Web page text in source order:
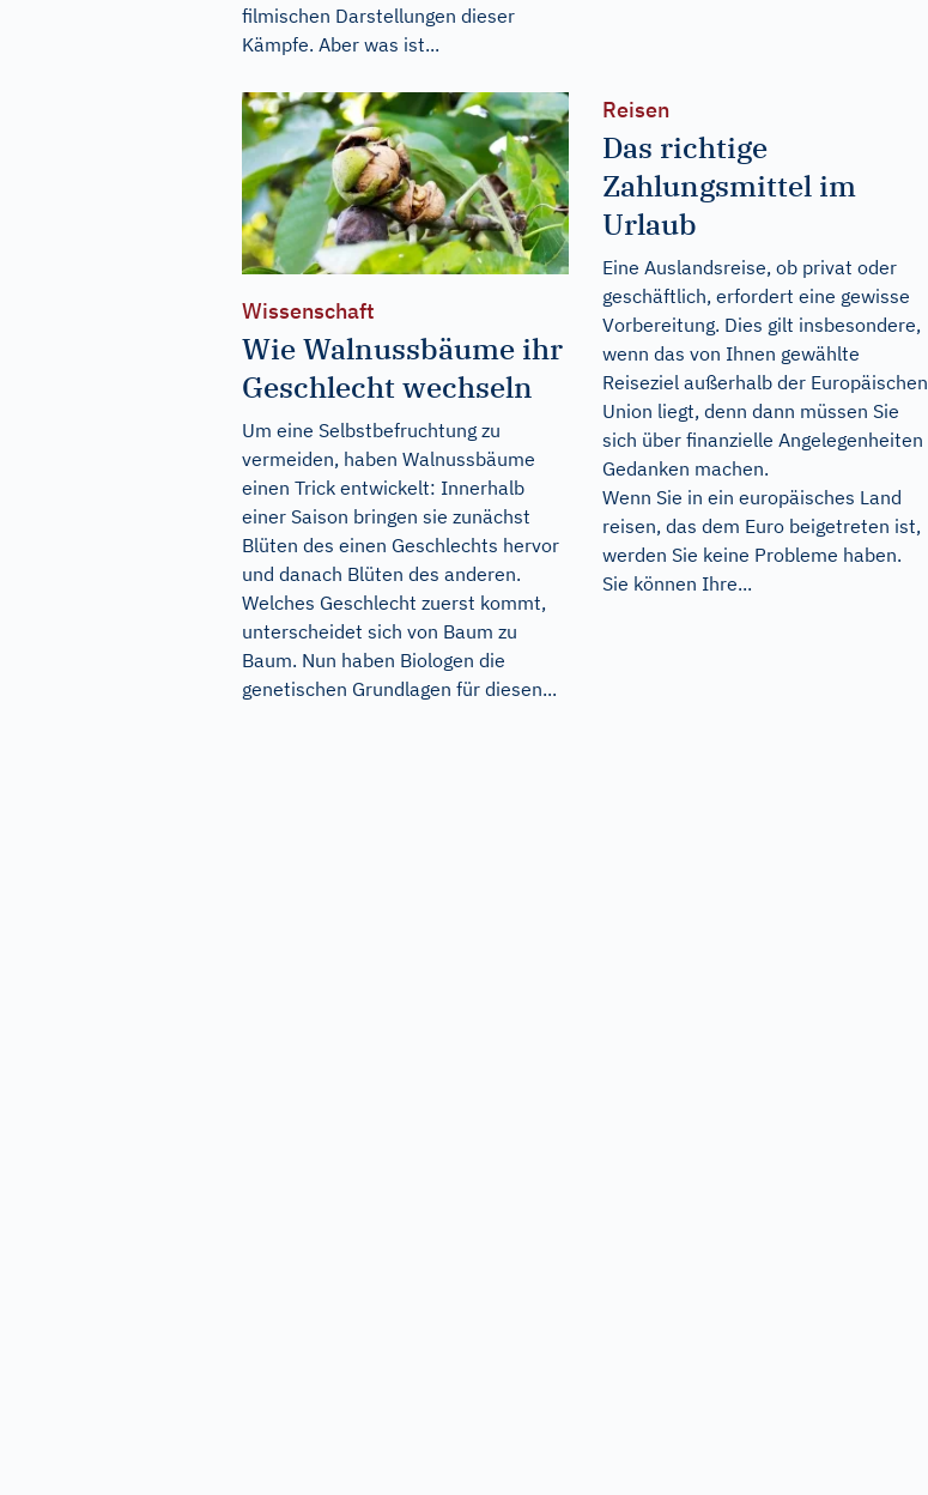
filmischen Darstellungen dieser
Kämpfe. Aber was ist...
Wissenschaft
Wie Walnussbäume ihr
Geschlecht wechseln
Um eine Selbstbefruchtung zu
vermeiden, haben Walnussbäume
einen Trick entwickelt: Innerhalb
einer Saison bringen sie zunächst
Blüten des einen Geschlechts hervor
und danach Blüten des anderen.
Welches Geschlecht zuerst kommt,
unterscheidet sich von Baum zu
Baum. Nun haben Biologen die
genetischen Grundlagen für diesen...
Reisen
Das richtige
Zahlungsmittel im
Urlaub
Eine Auslandsreise, ob privat oder
geschäftlich, erfordert eine gewisse
Vorbereitung. Dies gilt insbesondere,
wenn das von Ihnen gewählte
Reiseziel außerhalb der Europäischen
Union liegt, denn dann müssen Sie
sich über finanzielle Angelegenheiten
Gedanken machen.
Wenn Sie in ein europäisches Land
reisen, das dem Euro beigetreten ist,
werden Sie keine Probleme haben.
Sie können Ihre...